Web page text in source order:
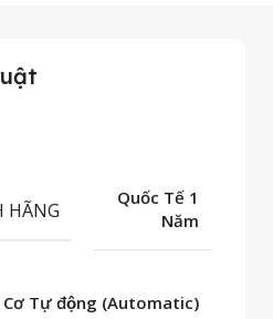
HÃNG
Quốc Tế 1
Năm
Cơ Tự động (Automatic)